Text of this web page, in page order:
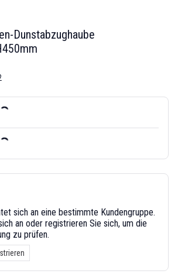
Dunstabzughaube
sich an eine bestimmte Kundengruppe.
an oder registrieren Sie sich, um die
zu prüfen.